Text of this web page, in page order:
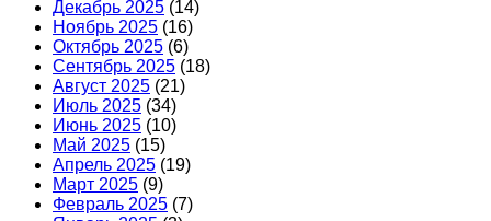
Декабрь 2025 (14)
Ноябрь 2025 (16)
Октябрь 2025 (6)
Сентябрь 2025 (18)
Август 2025 (21)
Июль 2025 (34)
Июнь 2025 (10)
Май 2025 (15)
Апрель 2025 (19)
Март 2025 (9)
Февраль 2025 (7)